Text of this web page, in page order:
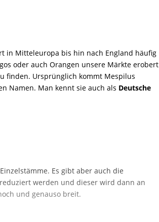
in Mitteleuropa bis hin nach England häufig
oder auch Orangen unsere Märkte erobert
finden. Ursprünglich kommt Mespilus
Namen. Man kennt sie auch als Deutsche
Es gibt aber auch die
werden und dieser wird dann an
und genauso breit.